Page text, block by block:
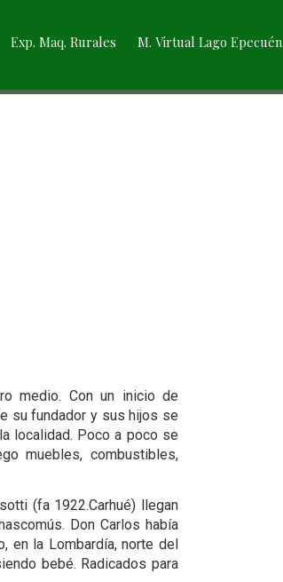
Exp. Maq. Rurales M. Virtual Lago Epecuén
medio. Con un inicio de
su fundador y sus hijos se
localidad. Poco a poco se
muebles, combustibles,
(fa 1922.Carhué) llegan
Don Carlos había
en la Lombardía, norte del
bebé. Radicados para